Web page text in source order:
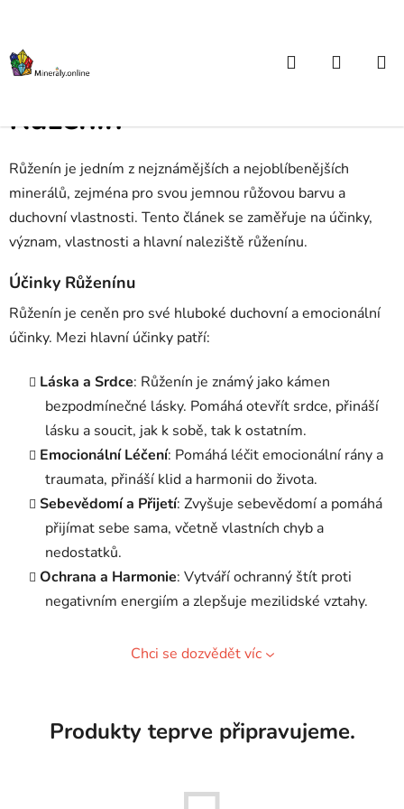
obsah
Hledat
Domů
/ Atlas kamenů od A do Z
Růženín
Růženín je jedním z nejznámějších a nejoblíbenějších
minerálů, zejména pro svou jemnou růžovou barvu a
duchovní vlastnosti. Tento článek se zaměřuje na účinky,
význam, vlastnosti a hlavní naleziště růženínu.
Účinky Růženínu
Růženín je ceněn pro své hluboké duchovní a emocionální
účinky. Mezi hlavní účinky patří:
Láska a Srdce: Růženín je známý jako kámen
bezpodmínečné lásky. Pomáhá otevřít srdce, přináší
lásku a soucit, jak k sobě, tak k ostatním.
Emocionální Léčení: Pomáhá léčit emocionální rány a
traumata, přináší klid a harmonii do života.
Sebevědomí a Přijetí: Zvyšuje sebevědomí a pomáhá
přijímat sebe sama, včetně vlastních chyb a
nedostatků.
Ochrana a Harmonie: Vytváří ochranný štít proti
negativním energiím a zlepšuje mezilidské vztahy.
Chci se dozvědět víc
Produkty teprve připravujeme.